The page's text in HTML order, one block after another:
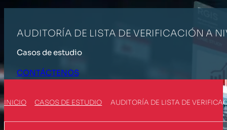
AUDITORÍA DE LISTA DE VERIFICACIÓN A
Casos de estudio
CONTÁCTENOS
INICIO CASOS DE ESTUDIO AUDITORÍA DE LISTA DE